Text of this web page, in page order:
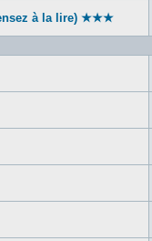
à la lire) ★★★